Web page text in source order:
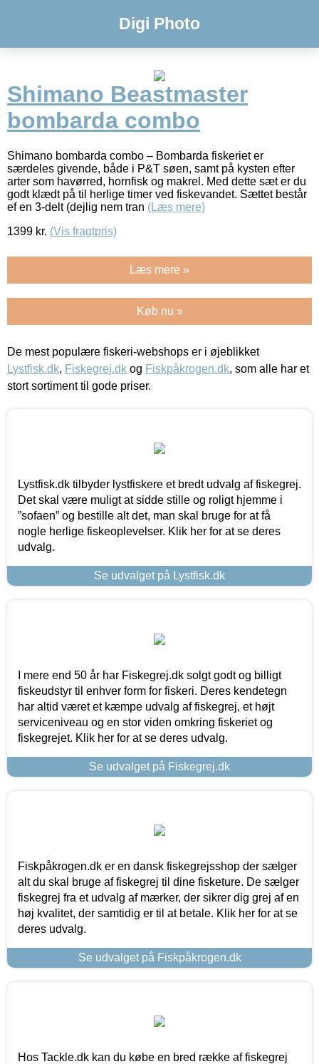
Digi Photo
Shimano Beastmaster
bombarda combo
Shimano bombarda combo – Bombarda fiskeriet er
særdeles givende, både i P&T søen, samt på kysten efter
arter som havørred, hornfisk og makrel. Med dette sæt er du
godt klædt på til herlige timer ved fiskevandet. Sættet består
ef en 3-delt (dejlig nem tran (Læs mere)
1399 kr. (Vis fragtpris)
Læs mere »
Køb nu »
De mest populære fiskeri-webshops er i øjeblikket
Lystfisk.dk, Fiskegrej.dk og Fiskpåkrogen.dk, som alle har et
stort sortiment til gode priser.
Lystfisk.dk tilbyder lystfiskere et bredt udvalg af fiskegrej.
Det skal være muligt at sidde stille og roligt hjemme i
”sofaen” og bestille alt det, man skal bruge for at få
nogle herlige fiskeoplevelser. Klik her for at se deres
udvalg.
Se udvalget på Lystfisk.dk
I mere end 50 år har Fiskegrej.dk solgt godt og billigt
fiskeudstyr til enhver form for fiskeri. Deres kendetegn
har altid været et kæmpe udvalg af fiskegrej, et højt
serviceniveau og en stor viden omkring fiskeriet og
fiskegrejet. Klik her for at se deres udvalg.
Se udvalget på Fiskegrej.dk
Fiskpåkrogen.dk er en dansk fiskegrejsshop der sælger
alt du skal bruge af fiskegrej til dine fisketure. De sælger
fiskegrej fra et udvalg af mærker, der sikrer dig grej af en
høj kvalitet, der samtidig er til at betale. Klik her for at se
deres udvalg.
Se udvalget på Fiskpåkrogen.dk
Hos Tackle.dk kan du købe en bred række af fiskegrej